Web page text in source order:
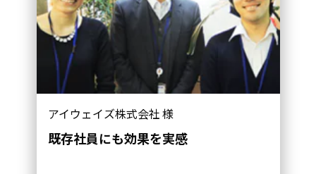
アイウェイズ株式会社 様
既存社員にも効果を実感